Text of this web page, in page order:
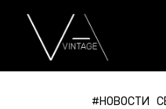
#НОВОСТИ